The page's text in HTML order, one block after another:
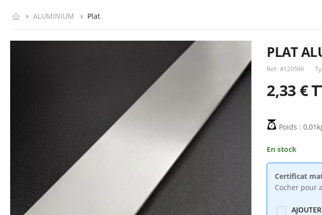
ALUMINIUM Plat
PLAT
Ref: #120596
2,33 €
Poids :
En stock
Certificat
Cocher pour